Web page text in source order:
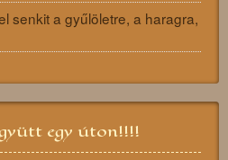
senkit a gyűlöletre, a haragra,
egy úton!!!!